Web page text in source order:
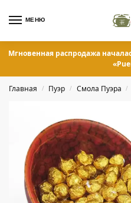
МЕНЮ
Мгновенная распродажа
Главная / Пуэр / Смола Пуэра /